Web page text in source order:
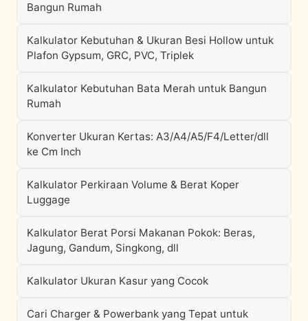
Bangun Rumah
Kalkulator Kebutuhan & Ukuran Besi Hollow untuk
Plafon Gypsum, GRC, PVC, Triplek
Kalkulator Kebutuhan Bata Merah untuk Bangun
Rumah
Konverter Ukuran Kertas: A3/A4/A5/F4/Letter/dll
ke Cm Inch
Kalkulator Perkiraan Volume & Berat Koper
Luggage
Kalkulator Berat Porsi Makanan Pokok: Beras,
Jagung, Gandum, Singkong, dll
Kalkulator Ukuran Kasur yang Cocok
Cari Charger & Powerbank yang Tepat untuk